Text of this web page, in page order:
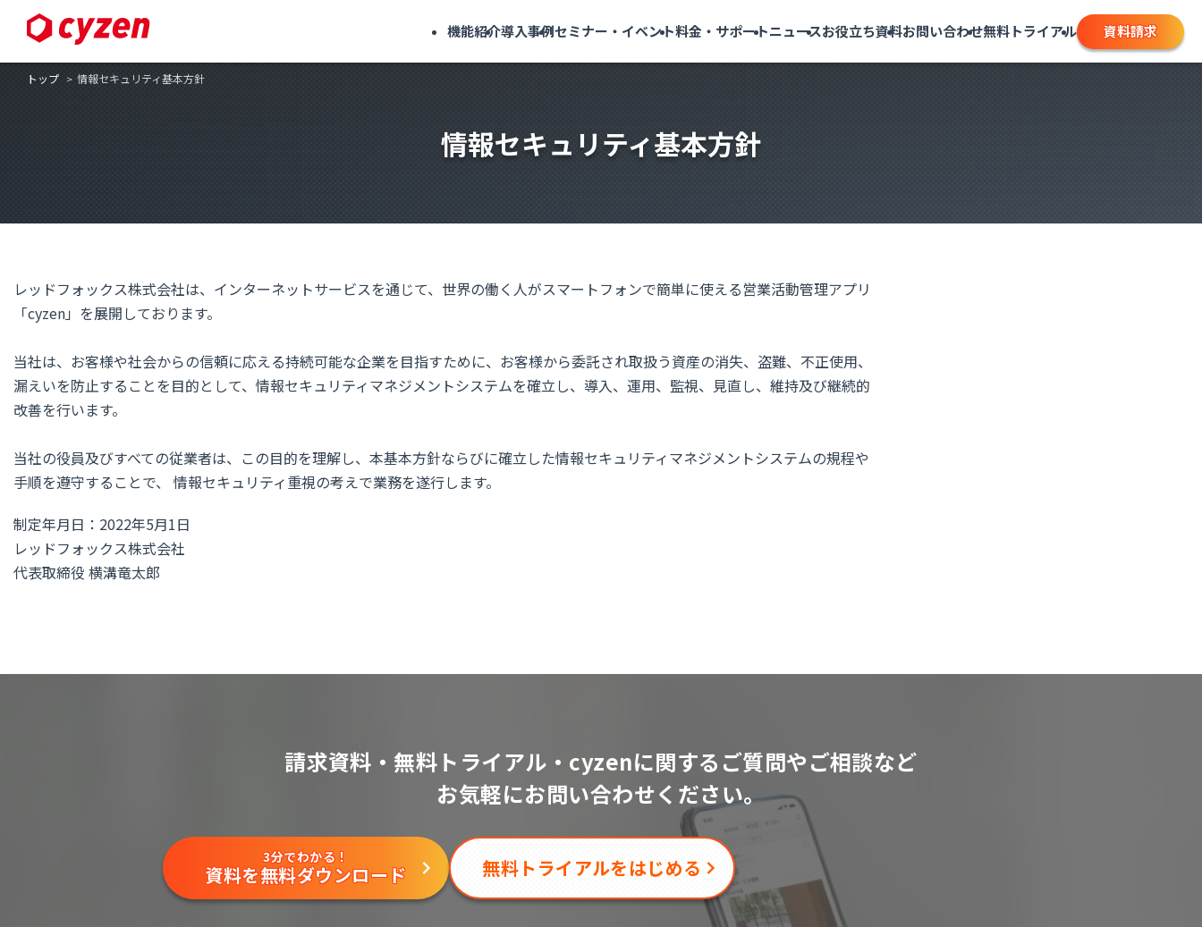
機能紹介導入事例セミナー・イベント料金・サポートニュースお役立ち資料お問い合わせ無料トライアル 資料請求
トップ 情報セキュリティ基本方針
情報セキュリティ基本方針
レッドフォックス株式会社は、インターネットサービスを通じて、世界の働く人がスマートフォンで簡単に使える営業活動管理アプリ
「cyzen」を展開しております。
当社は、お客様や社会からの信頼に応える持続可能な企業を目指すために、お客様から委託され取扱う資産の消失、盗難、不正使用、
漏えいを防止することを目的として、情報セキュリティマネジメントシステムを確立し、導入、運用、監視、見直し、維持及び継続的
改善を行います。
当社の役員及びすべての従業者は、この目的を理解し、本基本方針ならびに確立した情報セキュリティマネジメントシステムの規程や
手順を遵守することで、 情報セキュリティ重視の考えで業務を遂行します。
制定年月日：2022年5月1日
レッドフォックス株式会社
代表取締役 横溝竜太郎
請求資料・無料トライアル・cyzenに関するご質問やご相談など
お気軽にお問い合わせください。
3分でわかる！
資料を無料ダウンロード 無料トライアルをはじめる